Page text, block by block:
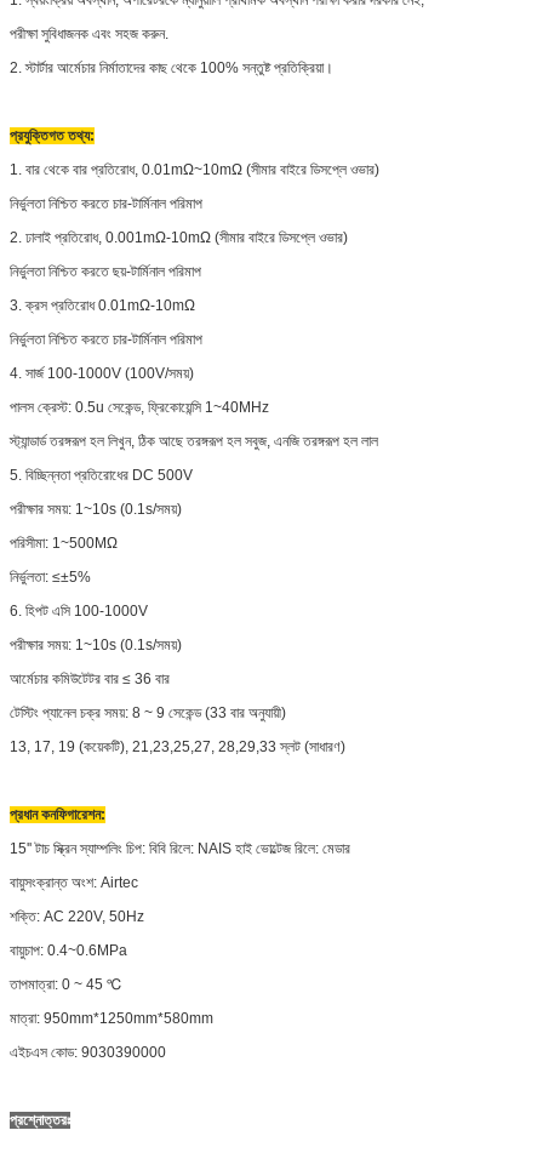
পরীক্ষা সুবিধাজনক এবং সহজ করুন.
2. স্টার্টার আর্মেচার নির্মাতাদের কাছ থেকে 100% সন্তুষ্ট প্রতিক্রিয়া।
প্রযুক্তিগত তথ্য:
1. বার থেকে বার প্রতিরোধ, 0.01mΩ~10mΩ (সীমার বাইরে ডিসপ্লে ওভার)
নির্ভুলতা নিশ্চিত করতে চার-টার্মিনাল পরিমাপ
2. ঢালাই প্রতিরোধ, 0.001mΩ-10mΩ (সীমার বাইরে ডিসপ্লে ওভার)
নির্ভুলতা নিশ্চিত করতে ছয়-টার্মিনাল পরিমাপ
3. ক্রস প্রতিরোধ 0.01mΩ-10mΩ
নির্ভুলতা নিশ্চিত করতে চার-টার্মিনাল পরিমাপ
4. সার্জ 100-1000V (100V/সময়)
পালস ক্রেস্ট: 0.5u সেকেন্ড, ফ্রিকোয়েন্সি 1~40MHz
স্ট্যান্ডার্ড তরঙ্গরূপ হল লিখুন, ঠিক আছে তরঙ্গরূপ হল সবুজ, এনজি তরঙ্গরূপ হল লাল
5. বিচ্ছিন্নতা প্রতিরোধের DC 500V
পরীক্ষার সময়: 1~10s (0.1s/সময়)
পরিসীমা: 1~500MΩ
নির্ভুলতা: ≤±5%
6. হিপট এসি 100-1000V
পরীক্ষার সময়: 1~10s (0.1s/সময়)
আর্মেচার কমিউটেটর বার ≤ 36 বার
টেস্টিং প্যানেল চক্র সময়: 8 ~ 9 সেকেন্ড (33 বার অনুযায়ী)
13, 17, 19 (কয়েকটি), 21,23,25,27, 28,29,33 স্লট (সাধারণ)
প্রধান কনফিগারেশন:
15'' টাচ স্ক্রিন স্যাম্পলিং চিপ: বিবি রিলে: NAIS হাই ভোল্টেজ রিলে: মেডার
বায়ুসংক্রান্ত অংশ: Airtec
শক্তি: AC 220V, 50Hz
বায়ুচাপ: 0.4~0.6MPa
তাপমাত্রা: 0 ~ 45 ℃
মাত্রা: 950mm*1250mm*580mm
এইচএস কোড: 9030390000
প্রশ্নোত্তরঃ